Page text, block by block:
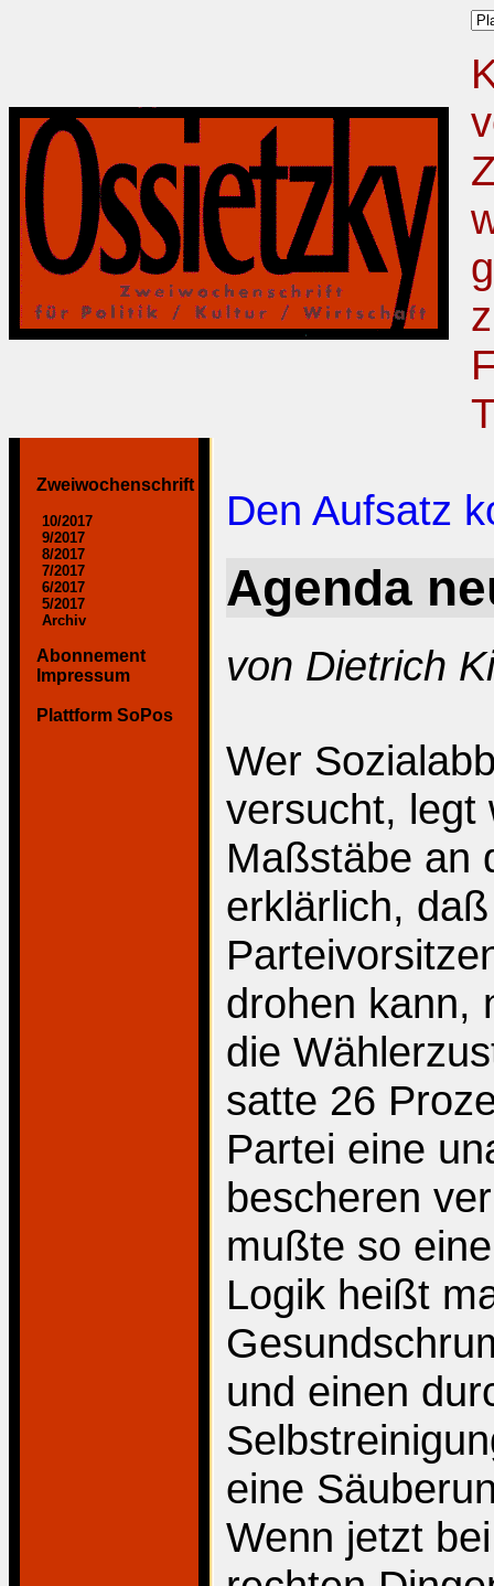
Zweiwochenschrift
10/2017
9/2017
8/2017
7/2017
6/2017
5/2017
Archiv
Abonnement
Impressum
Plattform SoPos
Den Aufsatz
Agenda
von Dietrich
Wer
versucht, legt
Maßstäbe an
erklärlich,
drohen kann,
die
satte 26
Partei eine
bescheren
mußte so
Logik heißt
und einen
eine
Wenn jetzt